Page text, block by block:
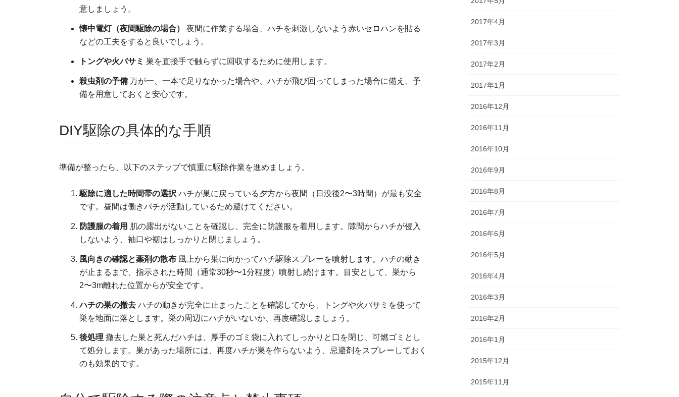
意しましょう。
懐中電灯（夜間駆除の場合）
夜間に作業する場合、ハチを刺激しないよう赤いセロハンを貼る
などの工夫をすると良いでしょう。
トングや火バサミ 巣を直接手で触らずに回収するために使用します。
殺虫剤の予備 万が一、一本で足りなかった場合や、ハチが飛び回ってしまった場合に備え、予
備を用意しておくと安心です。
DIY駆除の具体的な手順
準備が整ったら、以下のステップで慎重に駆除作業を進めましょう。
駆除に適した時間帯の選択 ハチが巣に戻っている夕方から夜間（日没後2〜3時間）が最も安全
です。昼間は働きバチが活動しているため避けてください。
防護服の着用 肌の露出がないことを確認し、完全に防護服を着用します。隙間からハチが侵入
しないよう、袖口や裾はしっかりと閉じましょう。
風向きの確認と薬剤の散布 風上から巣に向かってハチ駆除スプレーを噴射します。ハチの動き
が止まるまで、指示された時間（通常30秒〜1分程度）噴射し続けます。目安として、巣から
2〜3m離れた位置からが安全です。
ハチの巣の撤去 ハチの動きが完全に止まったことを確認してから、トングや火バサミを使って
巣を地面に落とします。巣の周辺にハチがいないか、再度確認しましょう。
後処理 撤去した巣と死んだハチは、厚手のゴミ袋に入れてしっかりと口を閉じ、可燃ゴミとし
て処分します。巣があった場所には、再度ハチが巣を作らないよう、忌避剤をスプレーしておく
のも効果的です。
2017年4月
2017年3月
2017年2月
2017年1月
2016年12月
2016年11月
2016年10月
2016年9月
2016年8月
2016年7月
2016年6月
2016年5月
2016年4月
2016年3月
2016年2月
2016年1月
2015年12月
2015年11月